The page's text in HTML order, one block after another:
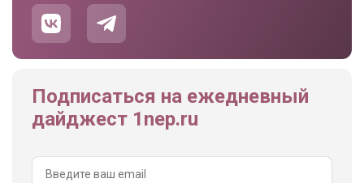
Подписаться на ежедневный
дайджест 1nep.ru